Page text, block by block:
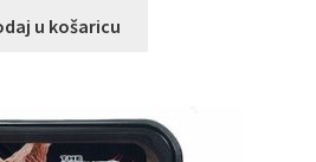
u košaricu